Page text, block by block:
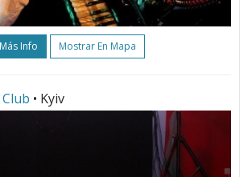
Más Info Mostrar En Mapa
• Kyiv